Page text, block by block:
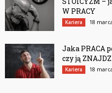
W PRACY
Kariera 18
Jaka PRACA
czy ją
Kariera 18